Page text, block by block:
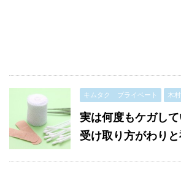
キムタク プライベート 木
実は何度もケガし
受け取り方がわりと